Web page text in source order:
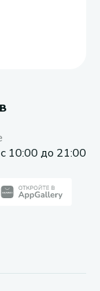
10:00 до 21:00